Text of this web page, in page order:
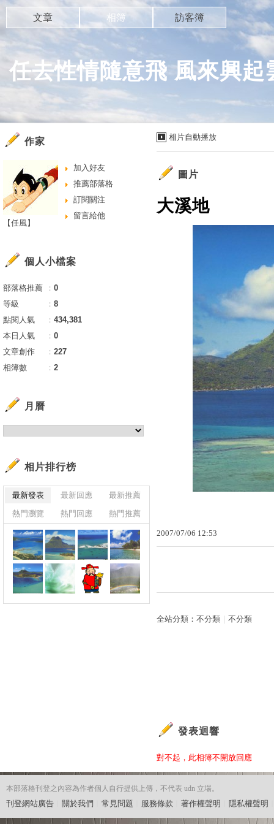
任去性情隨意飛 風來興起
文章 相簿 訪客簿
相片自動播放
圖片
大溪地
2007/07/06 12:53
全站分類： 不分類 不分類
發表迴響
對不起，此相簿不開放回應
作家
加入好友
推薦部落格
訂閱關注
留言給他
【任風】
個人小檔案
部落格推薦 ： 0
等級
： 8
點閱人氣
： 434,381
本日人氣
： 0
文章創作
： 227
相簿數
： 2
月曆
相片排行榜
最新發表 最新回應
最新推薦
熱門瀏覽
熱門回應 熱門推薦
本部落格刊登之內容為作者個人自行提供上傳，不代表 udn 立場。
刊登網站廣告 關於我們 常見問題 服務條款 著作權聲明 隱私權聲明